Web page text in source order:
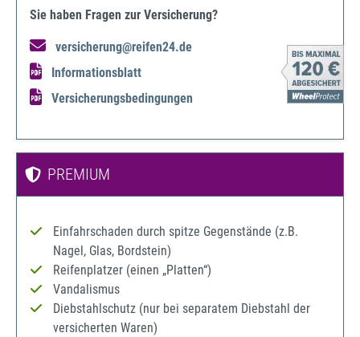
Sie haben Fragen zur Versicherung?
versicherung@reifen24.de
Informationsblatt
Versicherungsbedingungen
PREMIUM
Einfahrschaden durch spitze Gegenstände (z.B.
Nagel, Glas, Bordstein)
Reifenplatzer (einen „Platten“)
Vandalismus
Diebstahlschutz (nur bei separatem Diebstahl der
versicherten Waren)